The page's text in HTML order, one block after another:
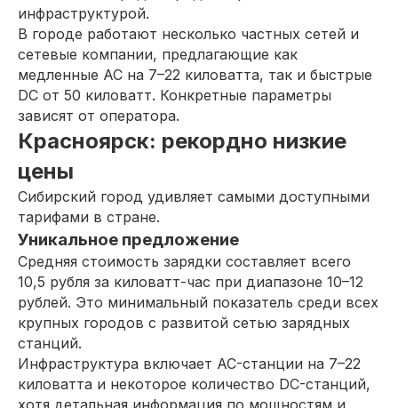
инфраструктурой.
В городе работают несколько частных сетей и
сетевые компании, предлагающие как
медленные AC на 7–22 киловатта, так и быстрые
DC от 50 киловатт. Конкретные параметры
зависят от оператора.
Красноярск: рекордно низкие
цены
Сибирский город удивляет самыми доступными
тарифами в стране.
Уникальное предложение
Средняя стоимость зарядки составляет всего
10,5 рубля за киловатт-час при диапазоне 10–12
рублей. Это минимальный показатель среди всех
крупных городов с развитой сетью зарядных
станций.
Инфраструктура включает AC-станции на 7–22
киловатта и некоторое количество DC-станций,
хотя детальная информация по мощностям и